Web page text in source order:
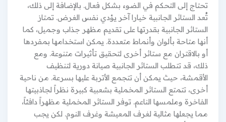
تحتاج إلى التحكم في الضوء بشكل فعال. بالإضافة إلى ذلك،
تُعد الستائر الجانبية خيارا آخر يؤدي نفس الغرض. تمتاز
الستائر الجانبية بقدرتها على تقديم مظهر جذاب وجميل، كما
أنها متاحة بألوان وأنماط متعددة. يمكن استخدامها بمفردها
أو بالاقتران مع ستائر أخرى لتحقيق تأثيرات متنوعة. ومع
ذلك، قد تتطلب الستائر الجانبية صيانة دورية لتنظيف
الأقمشة، حيث يمكن أن تتجمع الأتربة عليها بسرعة. من ناحية
أخرى، تتمتع الستائر المخملية بشعبية كبيرة نظراً لجاذبيتها
الفاخرة وملمسها الناعم. توفر الستائر المخملية مظهراً دافئاً،
مما يجعلها مثالية لغرف المعيشة وغرف النوم. لكن يجب